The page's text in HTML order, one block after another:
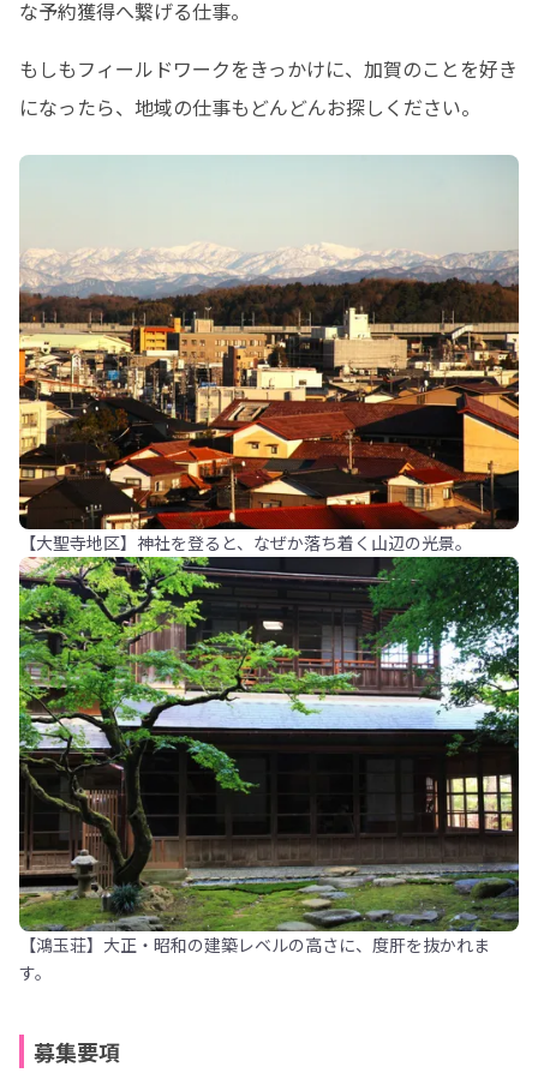
な予約獲得へ繋げる仕事。
もしもフィールドワークをきっかけに、加賀のことを好き
になったら、地域の仕事もどんどんお探しください。
【大聖寺地区】神社を登ると、なぜか落ち着く山辺の光景。
【鴻玉荘】大正・昭和の建築レベルの高さに、度肝を抜かれま
す。
募集要項